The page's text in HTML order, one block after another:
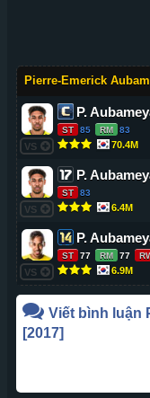
Pierre-Emerick
VS
P.
ST 85 RM 83
70.4M
VS
P.
ST 83
6.4M
VS
P.
ST 77 RM 77
6.9M
Viết bình luận
[2017]